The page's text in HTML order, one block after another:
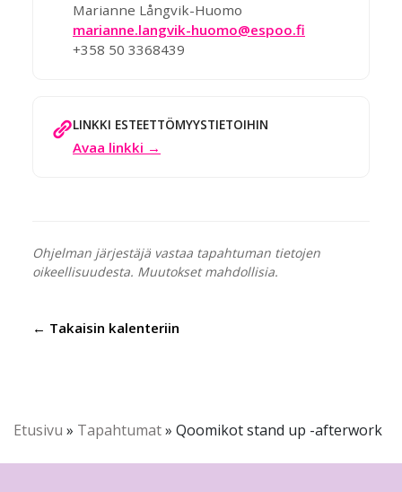
Marianne Långvik-Huomo
marianne.langvik-huomo@espoo.fi
+358 50 3368439
LINKKI ESTEETTÖMYYSTIETOIHIN
Avaa linkki →
Ohjelman järjestäjä vastaa tapahtuman tietojen
oikeellisuudesta. Muutokset mahdollisia.
← Takaisin kalenteriin
Etusivu » Tapahtumat» Qoomikot stand up -afterwork